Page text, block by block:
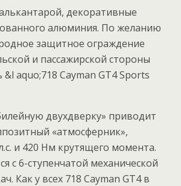
декоративные
алюминия. По желанию
защитное ограждение
и пассажирской стороны
&l aquo;718 Cayman GT4 Sports
двухдверку» приводит
«атмосферник»,
и 420 Нм крутящего момента.
с 6-ступенчатой механической
Как у всех 718 Cayman GT4 в